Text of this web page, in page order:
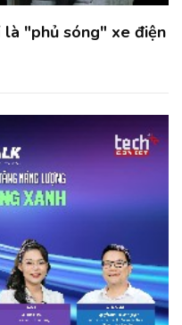
là "phủ sóng" xe điện